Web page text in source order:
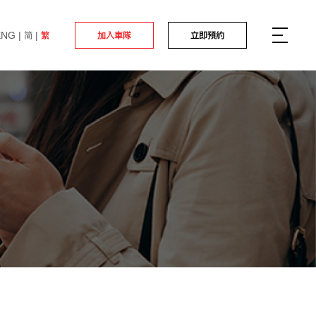
简 繁 加入車隊 立即預約